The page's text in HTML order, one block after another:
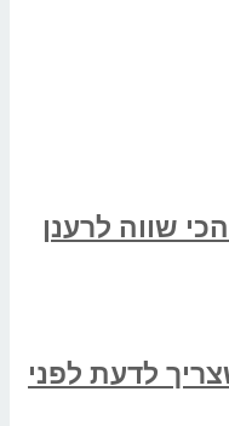
שווה לרענן
לדעת לפני